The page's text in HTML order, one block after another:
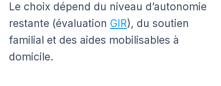
Le choix dépend du niveau d’autonomie
restante (évaluation GIR), du soutien
familial et des aides mobilisables à
domicile.